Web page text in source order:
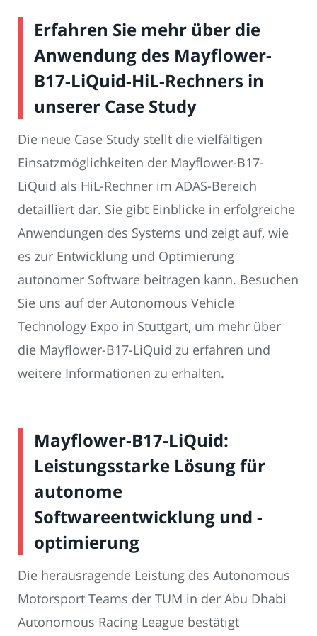
Erfahren Sie mehr über die
Anwendung des Mayflower-
B17-LiQuid-HiL-Rechners in
unserer Case Study
Die neue Case Study stellt die vielfältigen
Einsatzmöglichkeiten der Mayflower-B17-
LiQuid als HiL-Rechner im ADAS-Bereich
detailliert dar. Sie gibt Einblicke in erfolgreiche
Anwendungen des Systems und zeigt auf, wie
es zur Entwicklung und Optimierung
autonomer Software beitragen kann. Besuchen
Sie uns auf der Autonomous Vehicle
Technology Expo in Stuttgart, um mehr über
die Mayflower-B17-LiQuid zu erfahren und
weitere Informationen zu erhalten.
Mayflower-B17-LiQuid:
Leistungsstarke Lösung für
autonome
Softwareentwicklung und -
optimierung
Die herausragende Leistung des Autonomous
Motorsport Teams der TUM in der Abu Dhabi
Autonomous Racing League bestätigt